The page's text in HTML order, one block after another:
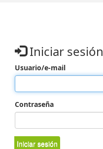
Iniciar sesión
Usuario/e-mail
Contraseña
Iniciar sesión